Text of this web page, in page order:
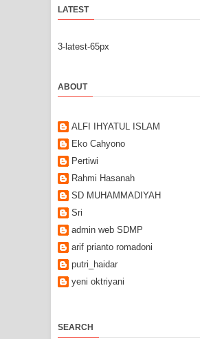
LATEST
3-latest-65px
ABOUT
ALFI IHYATUL ISLAM
Eko Cahyono
Pertiwi
Rahmi Hasanah
SD MUHAMMADIYAH
Sri
admin web SDMP
arif prianto romadoni
putri_haidar
yeni oktriyani
SEARCH